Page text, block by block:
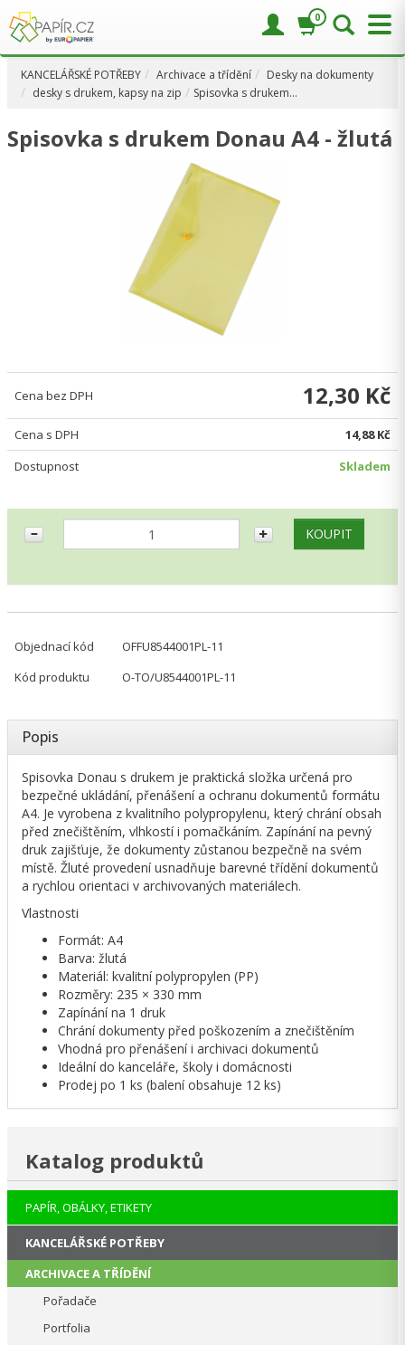
KANCELÁŘSKÉ POTŘEBY Archivace a třídění
Desky na dokumenty
desky s drukem, kapsy na zip
Spisovka s drukem…
Spisovka s drukem Donau A4 - žlutá
Cena bez DPH 12,30 Kč
Cena s DPH
14,88 Kč
Dostupnost
Skladem
Objednací kód
OFFU8544001PL-11
Kód produktu
O-TO/U8544001PL-11
Popis
Spisovka Donau s drukem je praktická složka určená pro
bezpečné ukládání, přenášení a ochranu dokumentů formátu
A4. Je vyrobena z kvalitního polypropylenu, který chrání obsah
před znečištěním, vlhkostí i pomačkáním. Zapínání na pevný
druk zajišťuje, že dokumenty zůstanou bezpečně na svém
místě. Žluté provedení usnadňuje barevné třídění dokumentů
a rychlou orientaci v archivovaných materiálech.
Vlastnosti
Formát: A4
Barva: žlutá
Materiál: kvalitní polypropylen (PP)
Rozměry: 235 × 330 mm
Zapínání na 1 druk
Chrání dokumenty před poškozením a znečištěním
Vhodná pro přenášení i archivaci dokumentů
Ideální do kanceláře, školy i domácnosti
Prodej po 1 ks (balení obsahuje 12 ks)
Katalog produktů
PAPÍR, OBÁLKY, ETIKETY
KANCELÁŘSKÉ POTŘEBY
ARCHIVACE A TŘÍDĚNÍ
Pořadače
Portfolia
0